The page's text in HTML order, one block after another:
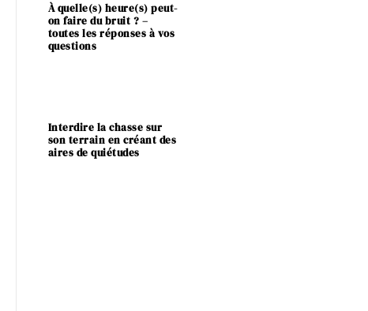
À quelle(s) heure(s) peut-
on faire du bruit ? –
toutes les réponses à vos
questions
Interdire la chasse sur
son terrain en créant des
aires de quiétudes